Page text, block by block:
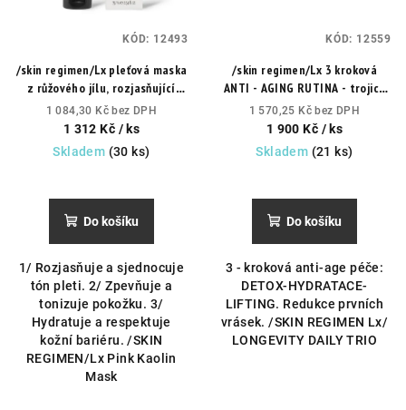
/skin regimen/Lx pleťová maska
z růžového jílu, rozjasňující
pleť.Pro zářivější,
hydratovanou a pevnější pleť.
1 084,30 Kč bez DPH
1 312 Kč / ks
Skladem (30 ks)
Do košíku
1/ Rozjasňuje a sjednocuje
tón pleti. 2/ Zpevňuje a
tonizuje pokožku. 3/
Hydratuje a respektuje
kožní bariéru. /SKIN
REGIMEN/Lx Pink Kaolin
Mask
KÓD: 12493
/skin regimen/Lx 3 kroková
ANTI - AGING RUTINA - trojice
pro omlazení pleti.Kompletní
anti-age rituál.
1 570,25 Kč bez DPH
1 900 Kč / ks
Skladem (21 ks)
Do košíku
3 - kroková anti-age péče:
DETOX-HYDRATACE-
LIFTING. Redukce prvních
vrásek. /SKIN REGIMEN Lx/
LONGEVITY DAILY TRIO
KÓD: 12559